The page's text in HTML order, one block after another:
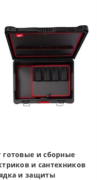
готовые и сборные
и сантехников
и защиты